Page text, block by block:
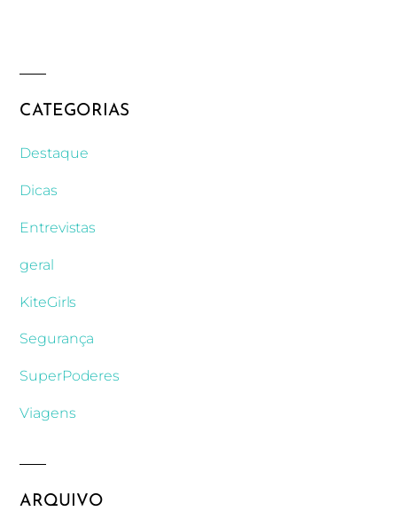
CATEGORIAS
Destaque
Dicas
Entrevistas
geral
KiteGirls
Segurança
SuperPoderes
Viagens
ARQUIVO